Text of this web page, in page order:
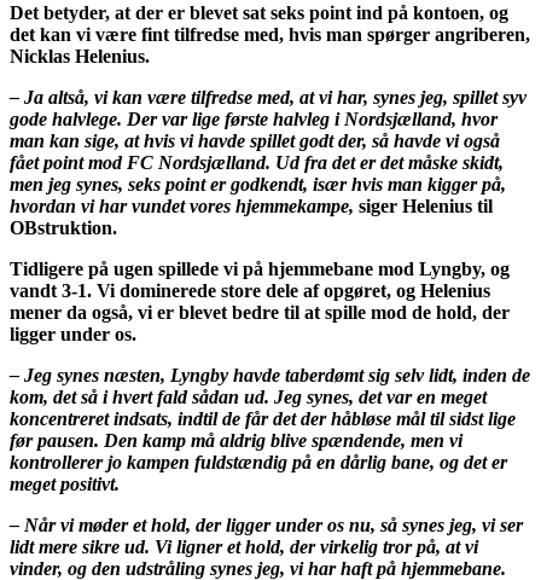
Det betyder, at der er blevet sat seks point ind på kontoen, og
det kan vi være fint tilfredse med, hvis man spørger angriberen,
Nicklas Helenius.
– Ja altså, vi kan være tilfredse med, at vi har, synes jeg, spillet syv
gode halvlege. Der var lige første halvleg i Nordsjælland, hvor
man kan sige, at hvis vi havde spillet godt der, så havde vi også
fået point mod FC Nordsjælland. Ud fra det er det måske skidt,
men jeg synes, seks point er godkendt, især hvis man kigger på,
hvordan vi har vundet vores hjemmekampe, siger Helenius til
OBstruktion.
Tidligere på ugen spillede vi på hjemmebane mod Lyngby, og
vandt 3-1. Vi dominerede store dele af opgøret, og Helenius
mener da også, vi er blevet bedre til at spille mod de hold, der
ligger under os.
– Jeg synes næsten, Lyngby havde taberdømt sig selv lidt, inden de
kom, det så i hvert fald sådan ud. Jeg synes, det var en meget
koncentreret indsats, indtil de får det der håbløse mål til sidst lige
før pausen. Den kamp må aldrig blive spændende, men vi
kontrollerer jo kampen fuldstændig på en dårlig bane, og det er
meget positivt.
– Når vi møder et hold, der ligger under os nu, så synes jeg, vi ser
lidt mere sikre ud. Vi ligner et hold, der virkelig tror på, at vi
vinder, og den udstråling synes jeg, vi har haft på hjemmebane.